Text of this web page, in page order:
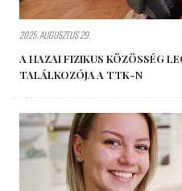
2025. AUGUSZTUS 29.
A HAZAI FIZIKUS KÖZÖSSÉG
TALÁLKOZÓJA A TTK-N